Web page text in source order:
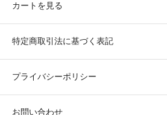
カートを見る
特定商取引法に基づく表記
プライバシーポリシー
お問い合わせ